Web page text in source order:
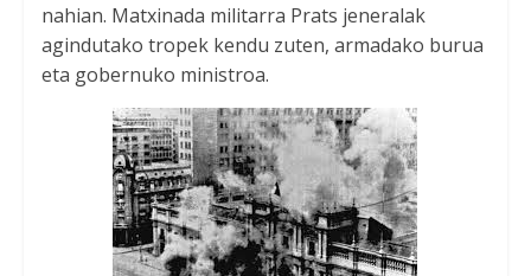
nahian. Matxinada militarra Prats jeneralak
agindutako tropek kendu zuten, armadako burua
eta gobernuko ministroa.